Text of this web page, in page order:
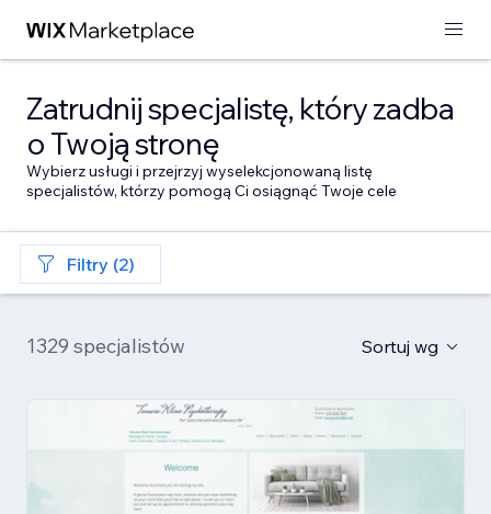
Zatrudnij specjalistę, który zadba
o Twoją stronę
Wybierz usługi i przejrzyj wyselekcjonowaną listę
specjalistów, którzy pomogą Ci osiągnąć Twoje cele
Filtry (2)
1329 specjalistów Sortuj wg